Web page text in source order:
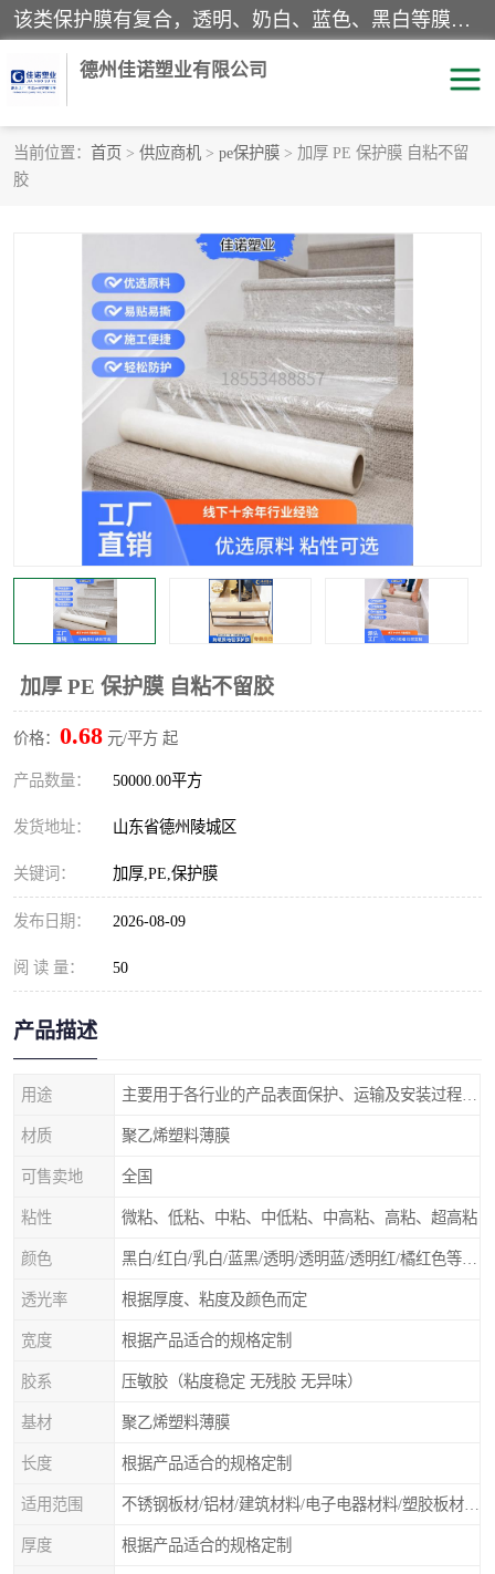
该类保护膜有复合，透明、奶白、蓝色、黑白等膜型。特高粘，高粘，中高粘，中粘，中低粘，低粘等。对于不同的粘力要求有相应的产品相适配。无胶渍残留污染。在较宽的收卷幅度下平整无皱纹，收卷长度大，利于机械化及自动化施工粘贴。为您的产品提供的表面保护解决方案。 产品广泛适用于：铝材、不锈钢、金属、塑料、电子、家电、家具、玻璃、化工材料、装饰材料等。
德州佳诺塑业有限公司
当前位置： 首页 > 供应商机 > pe保护膜 > 加厚 PE 保护膜 自粘不留
胶
加厚 PE 保护膜 自粘不留胶
价格： 0.68 元/平方 起
产品数量： 50000.00平方
发货地址： 山东省德州陵城区
关键词： 加厚,PE,保护膜
发布日期： 2026-08-09
阅 读 量： 50
产品描述
用途
材质 聚乙烯塑料薄膜
可售卖地 全国
粘性 微粘、低粘、中粘、中低粘、中高粘、高粘、超高粘
颜色
透光率 根据厚度、粘度及颜色而定
宽度 根据产品适合的规格定制
胶系 压敏胶（粘度稳定 无残胶 无异味）
基材 聚乙烯塑料薄膜
长度 根据产品适合的规格定制
适用范围
厚度 根据产品适合的规格定制
家具保护膜
拉伸缠绕膜 透明保护膜
黑白保护膜 乳白保护膜
明蓝保护膜 纯黑保护膜
印字保护膜 彩钢板保护膜
不绣钢板保护膜 两边上胶保护膜
窗缝阻风胶带 铝板保护膜
不锈钢板保护膜 一次性隔离膜